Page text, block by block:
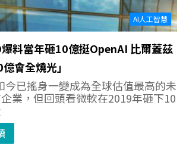
AI人工智慧
料當年砸10億挺OpenAI 比爾蓋茲
會全燒光」
今已搖身一變成為全球估值最高的未
企業，但回頭看微軟在2019年砸下10